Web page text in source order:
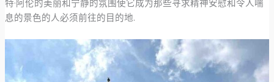
特·阿伦的美丽和宁静的氛围使它成为那些寻求精神安慰和令人喘
息的景色的人必须前往的目的地.